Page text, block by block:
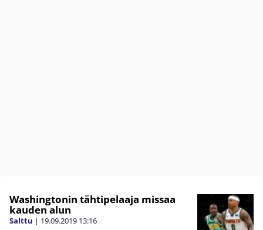
Washingtonin tähtipelaaja missaa
kauden alun
Salttu | 19.09.2019 13:16